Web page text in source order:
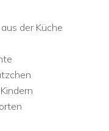
der Küche